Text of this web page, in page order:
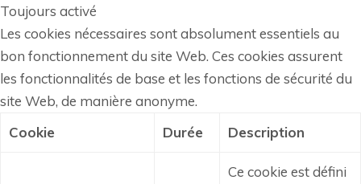
Toujours activé
Les cookies nécessaires sont absolument essentiels au
bon fonctionnement du site Web. Ces cookies assurent
les fonctionnalités de base et les fonctions de sécurité du
site Web, de manière anonyme.
Cookie
Durée Description
Ce cookie est défini